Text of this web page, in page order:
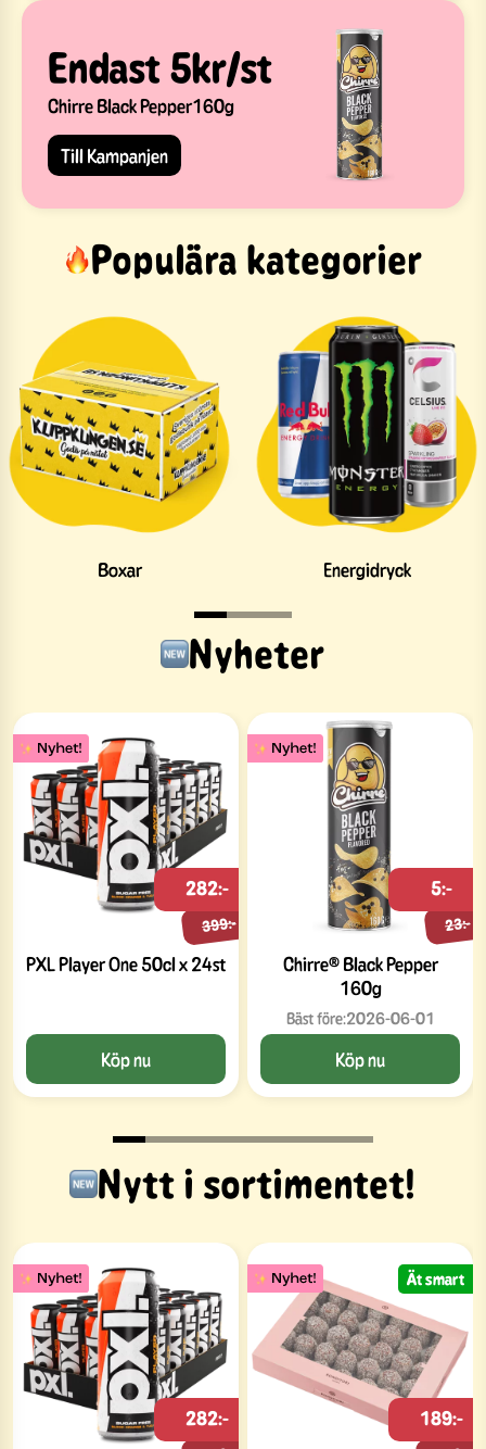
Endast 5kr/st
Chirre Black Pepper160g
Till Kampanjen
Populära kategorier
Boxar Energidryck
Nyheter
PXL Player One 50cl x 24st
399:-
282:-
Köp nu
Chirre® Black Pepper
160g
23:-
5:-
Bäst före:2026-06-01
Köp nu
Nytt i sortimentet!
282:- 189:-
Ät smart